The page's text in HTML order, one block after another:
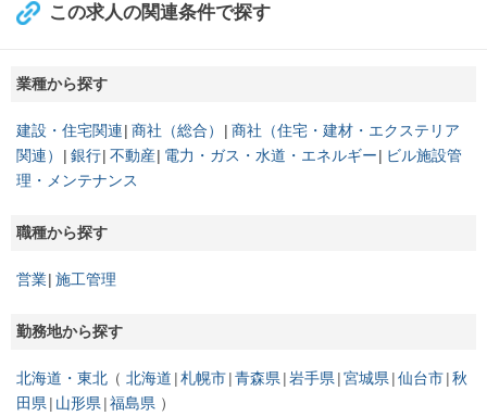
この求人の関連条件で探す
業種から探す
建設・住宅関連 商社（総合）
商社（住宅・建材・エクステリア
関連）
銀行 不動産 電力・ガス・水道・エネルギー
ビル施設管
理・メンテナンス
職種から探す
営業 施工管理
勤務地から探す
北海道・東北 北海道 札幌市 青森県 岩手県 宮城県 仙台市 秋
田県
山形県 福島県